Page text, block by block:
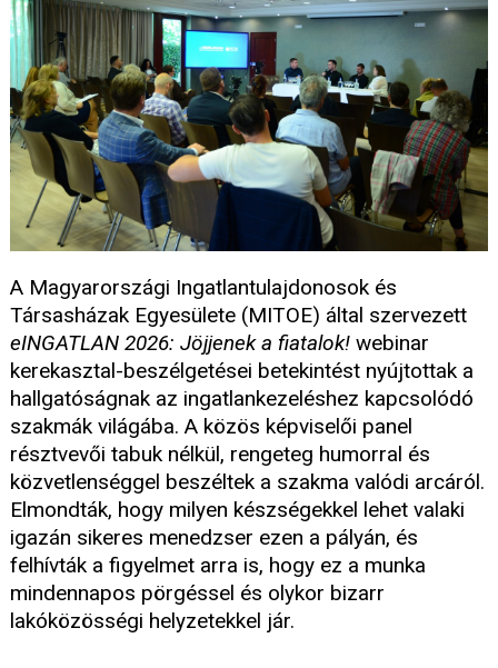
A Magyarországi Ingatlantulajdonosok és
Társasházak Egyesülete (MITOE) által szervezett
eINGATLAN 2026: Jöjjenek a fiatalok! webinar
kerekasztal-beszélgetései betekintést nyújtottak a
hallgatóságnak az ingatlankezeléshez kapcsolódó
szakmák világába. A közös képviselői panel
résztvevői tabuk nélkül, rengeteg humorral és
közvetlenséggel beszéltek a szakma valódi arcáról.
Elmondták, hogy milyen készségekkel lehet valaki
igazán sikeres menedzser ezen a pályán, és
felhívták a figyelmet arra is, hogy ez a munka
mindennapos pörgéssel és olykor bizarr
lakóközösségi helyzetekkel jár.